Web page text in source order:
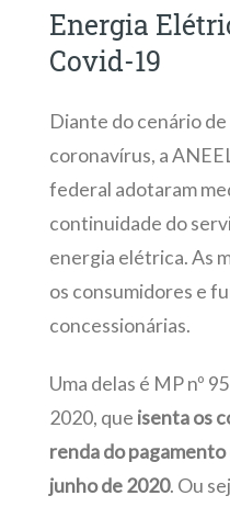
Energia
Covid-19
Diante do cenário
coronavírus, a
federal adotaram
continuidade do
energia elétrica. As
os consumidores e
concessionárias.
Uma delas é MP nº
2020, que isenta os
renda do
junho de 2020. Ou